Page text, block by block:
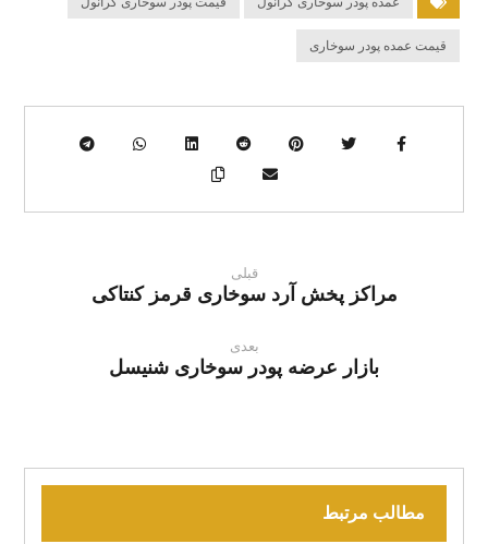
قیمت عمده پودر سوخاری
قبلی
مراکز پخش آرد سوخاری قرمز کنتاکی
بعدی
بازار عرضه پودر سوخاری شنیسل
مطالب مرتبط